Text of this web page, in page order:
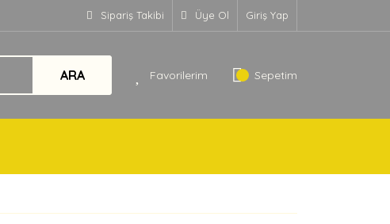
Sipariş Takibi Üye Ol Giriş Yap
ARA Favorilerim Sepetim